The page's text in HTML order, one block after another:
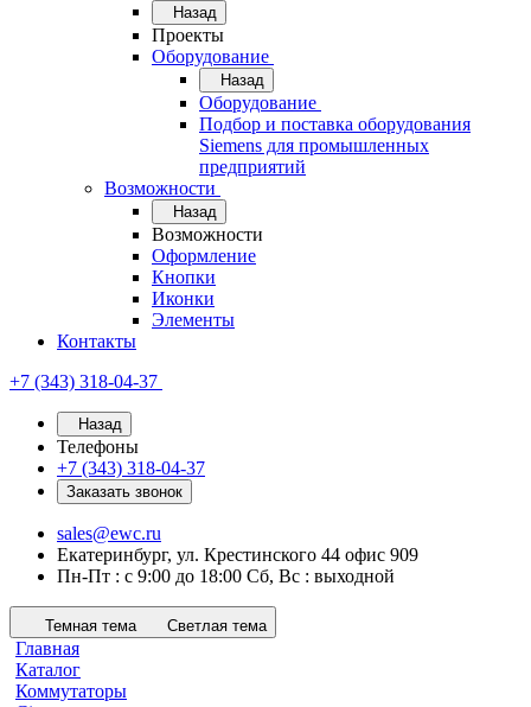
Назад
Проекты
Оборудование
Назад
Оборудование
Подбор и поставка оборудования
Siemens для промышленных
предприятий
Возможности
Назад
Возможности
Оформление
Кнопки
Иконки
Элементы
Контакты
+7 (343) 318-04-37
Назад
Телефоны
+7 (343) 318-04-37
Заказать звонок
sales@ewc.ru
Екатеринбург, ул. Крестинского 44 офис 909
Пн-Пт : с 9:00 до 18:00 Сб, Вс : выходной
Темная тема Светлая тема
Главная
Каталог
Коммутаторы